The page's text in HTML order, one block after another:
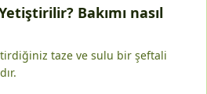
Bakımı nasıl
taze ve sulu bir şeftali